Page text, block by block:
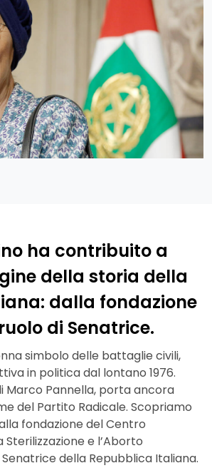
ha contribuito a
della storia della
dalla fondazione
di Senatrice.
simbolo delle battaglie civili,
in politica dal lontano 1976.
Marco Pannella, porta ancora
del Partito Radicale. Scopriamo
fondazione del Centro
e l’Aborto
della Repubblica Italiana.